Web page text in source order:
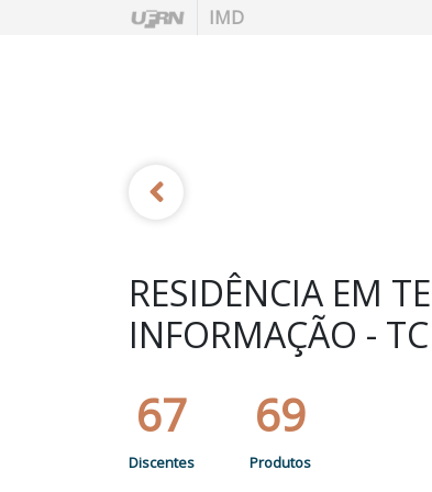
IMD
RESIDÊNCIA EM
INFORMAÇÃO -
67
Discentes
69
Produtos